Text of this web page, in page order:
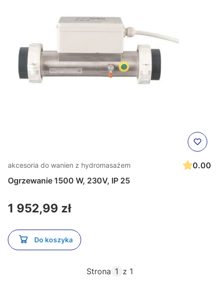
akcesoria do wanien z hydromasażem
0.00
Ogrzewanie 1500 W, 230V, IP 25
Cena
1 952,99 zł
Do koszyka
Strona z 1